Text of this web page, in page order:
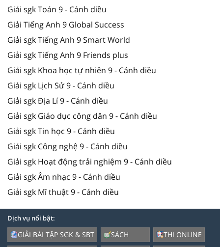
Giải sgk Toán 9 - Cánh diều
Giải Tiếng Anh 9 Global Success
Giải sgk Tiếng Anh 9 Smart World
Giải sgk Tiếng Anh 9 Friends plus
Giải sgk Khoa học tự nhiên 9 - Cánh diều
Giải sgk Lịch Sử 9 - Cánh diều
Giải sgk Địa Lí 9 - Cánh diều
Giải sgk Giáo dục công dân 9 - Cánh diều
Giải sgk Tin học 9 - Cánh diều
Giải sgk Công nghệ 9 - Cánh diều
Giải sgk Hoạt động trải nghiệm 9 - Cánh diều
Giải sgk Âm nhạc 9 - Cánh diều
Giải sgk Mĩ thuật 9 - Cánh diều
Dịch vụ nổi bật:
GIẢI BÀI TẬP SGK & SBT
SÁCH
THI ONLINE